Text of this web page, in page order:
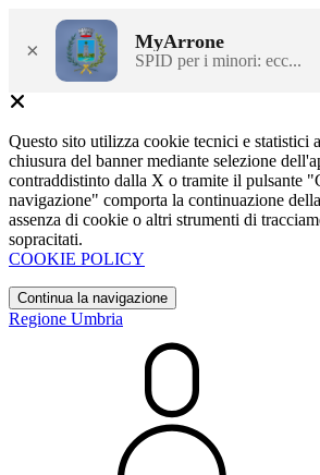
× MyArrone
SPID per i minori: ecc...
Questo sito utilizza cookie tecnici e statistici
chiusura del banner mediante selezione
contraddistinto dalla X o tramite il pulsante
navigazione" comporta la continuazione
assenza di cookie o altri strumenti di
sopracitati.
COOKIE POLICY
Continua la navigazione
Regione Umbria